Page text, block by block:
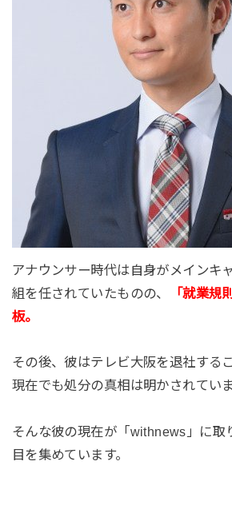
アナウンサー時代は自身がメインキ
組を任されていたものの、
「就業規
板。
その後、彼はテレビ大阪を退社する
現在でも処分の真相は明かされてい
そんな彼の現在が「withnews」に取
目を集めています。